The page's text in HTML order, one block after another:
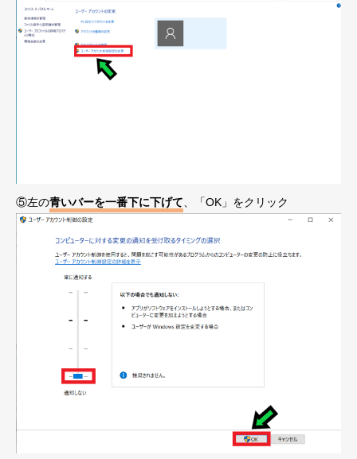
⑤左の青いバーを一番下に下げて 、「OK」をクリック